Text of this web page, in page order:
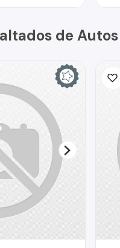
de Autos